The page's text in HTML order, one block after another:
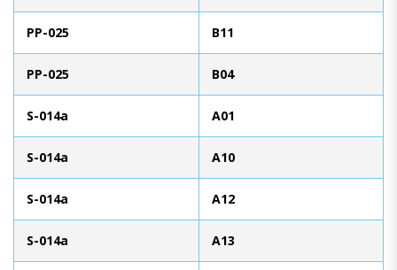
PP-025 B11
PP-025 B04
S-014a A01
S-014a A10
S-014a A12
S-014a A13